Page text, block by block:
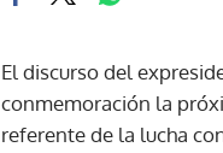
El discurso del
conmemoración la
referente de la lucha